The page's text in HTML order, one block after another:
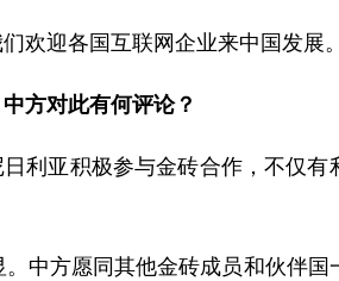
欢迎各国互联网企业来中国发展。
方对此有何评论？
利亚积极参与金砖合作，不仅有
中方愿同其他金砖成员和伙伴国